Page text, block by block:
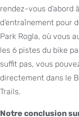
rendez-vous d’abord
d’entraînement pour
Park Rogla, où vous
les 6 pistes du bike
suffit pas, vous
directement dans le
Trails.
Notre conclusion